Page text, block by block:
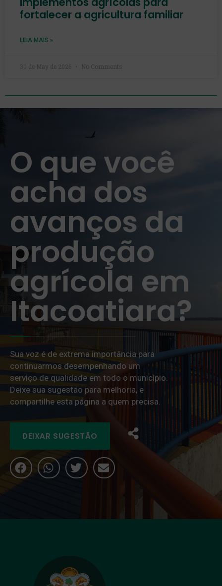
fortalecer a agricultura familiar
LEIA MAIS »
30 de May de 2026 No Comments
O que você
acha dos
avanços da
produção
agrícola em
Itacoatiara?
Sua voz é de extrema importância para
continuarmos desempenhando um
serviço de qualidade em todo o município.
Deixe sua sugestão para melhoria, e
compartilhe esta página a quem precisa.
DEIXAR SUGESTÃO